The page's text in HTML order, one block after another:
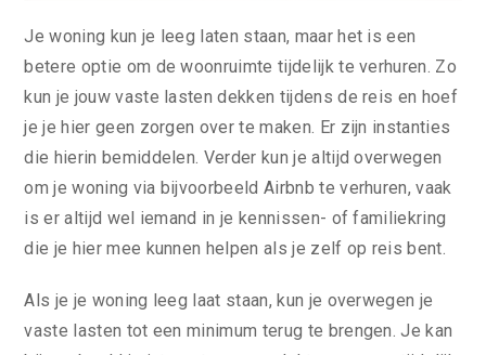
Je woning kun je leeg laten staan, maar het is een
betere optie om de woonruimte tijdelijk te verhuren. Zo
kun je jouw vaste lasten dekken tijdens de reis en hoef
je je hier geen zorgen over te maken. Er zijn instanties
die hierin bemiddelen. Verder kun je altijd overwegen
om je woning via bijvoorbeeld Airbnb te verhuren, vaak
is er altijd wel iemand in je kennissen- of familiekring
die je hier mee kunnen helpen als je zelf op reis bent.
Als je je woning leeg laat staan, kun je overwegen je
vaste lasten tot een minimum terug te brengen. Je kan